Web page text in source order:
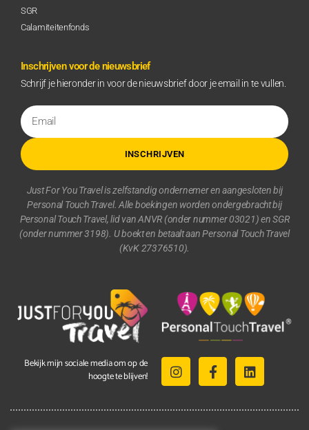
SGR
Calamiteitenfonds
Inschrijven voor de nieuwsbrief
Schrijf je hieronder in voor de nieuwsbrief door je email in te vullen.
INSCHRIJVEN
Just For You Travel is zelfstandig ondernemer en aangesloten bij
Personal Touch Travel. Alle boekingen worden ondergebracht bij
Personal Touch Travel, lid van ANVR (onder nummer 03021) en SGR
(onder nummer 3198). U boekt en betaalt aan Personal Touch Travel
(KvK 27376510).
Bekijk mijn sociale media om op de
hoogte te blijven!